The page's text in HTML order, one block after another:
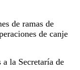
de ramas de
de canje
la Secretaría de